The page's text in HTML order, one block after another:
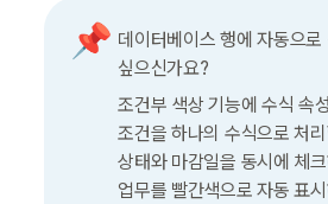
📌 데이터베이스 행에 자동으
싶으신가요?
조건부 색상 기능에 수식 속
조건을 하나의 수식으로 처
상태와 마감일을 동시에 체
업무를 빨간색으로 자동 표